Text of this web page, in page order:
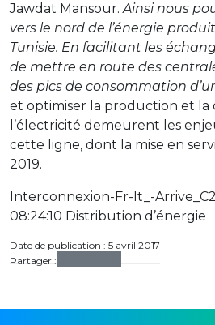
Jawdat Mansour.Ainsi nous
vers le nord de l’énergie
Tunisie. En facilitant les
de mettre en route des
des pics de consommation
et optimiser la production et la
l’électricité demeurent les
cette ligne, dont la mise en
2019.
Interconnexion-Fr-It_-
08:24:10 Distribution d’énergie
Date de publication : 5 avril 2017
Partager :